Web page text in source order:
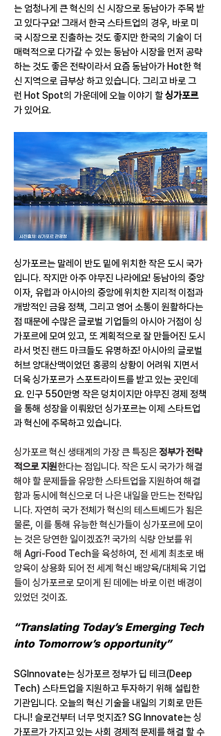
는 엄청나게 큰 혁신의 신 시장으로 동남아가 주목 받
고 있다구요! 그래서 한국 스타트업의 경우, 바로 미
국 시장으로 진출하는 것도 좋지만 한국의 기술이 더
매력적으로 다가갈 수 있는 동남아 시장을 먼저 공략
하는 것도 좋은 전략이라서 요즘 동남아가 Hot한 혁
신 지역으로 급부상 하고 있습니다. 그리고 바로 그
런 Hot Spot의 가운데에 오늘 이야기 할 싱가포르
가 있어요.
싱가포르는 말레이 반도 밑에 위치한 작은 도시 국가
입니다. 작지만 아주 야무진 나라에요! 동남아의 중앙
이자, 유럽과 아시아의 중앙에 위치한 지리적 이점과
개방적인 금융 정책, 그리고 영어 소통이 원활하다는
점 때문에 수많은 글로벌 기업들의 아시아 거점이 싱
가포르에 모여 있고, 또 계획적으로 잘 만들어진 도시
라서 멋진 랜드 마크들도 유명하죠! 아시아의 글로벌
허브 양대산맥이었던 홍콩의 상황이 어려워 지면서
더욱 싱가포르가 스포트라이트를 받고 있는 곳인데
요. 인구 550만명 작은 덩치이지만 야무진 경제 정책
을 통해 성장을 이뤄왔던 싱가포르는 이제 스타트업
과 혁신에 주목하고 있습니다.
싱가포르 혁신 생태계의 가장 큰 특징은 정부가 전략
적으로 지원한다는 점입니다. 작은 도시 국가가 해결
해야 할 문제들을 유망한 스타트업을 지원하여 해결
함과 동시에 혁신으로 더 나은 내일을 만드는 전략입
니다. 자연히 국가 전체가 혁신의 테스트베드가 됨은
물론, 이를 통해 유능한 혁신가들이 싱가포르에 모이
는 것은 당연한 일이겠죠?! 국가의 식량 안보를 위
해 Agri-Food Tech을 육성하여, 전 세계 최초로 배
양육이 상용화 되어 전 세계 혁신 배양육/대체육 기업
들이 싱가포르로 모이게 된 데에는 바로 이런 배경이
있었던 것이죠.
“Translating Today’s Emerging Tech
into Tomorrow’s opportunity”
SGInnovate는 싱가포르 정부가 딥 테크(Deep
Tech) 스타트업을 지원하고 투자하기 위해 설립한
기관입니다. 오늘의 혁신 기술을 내일의 기회로 만든
다니! 슬로건부터 너무 멋지죠? SG Innovate는 싱
가포르가 가지고 있는 사회 경제적 문제를 해결 할 수